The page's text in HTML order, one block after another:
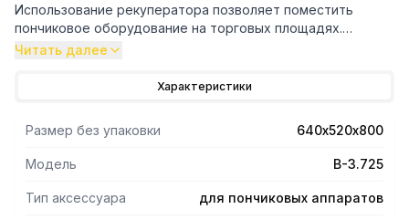
Использование рекуператора позволяет поместить
пончиковое оборудование на торговых площадях.
Рекуператор может быть интегрирован в пончиковую
- Панель управления с основными настройками
режима работы вентилятора.
Принцип работы:
В первую очередь фильтруемый воздух очищается от
жира алюминиевой маслосъемной сеткой. Затем воздух
Читать далее
Характеристики
Размер без упаковки 640х520х800
Модель В-3.725
Тип аксессуара для пончиковых аппаратов